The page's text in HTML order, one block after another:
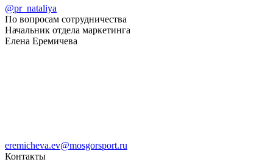
@pr_nataliya
По вопросам сотрудничества
Начальник отдела маркетинга
Елена Еремичева
eremicheva.ev@mosgorsport.ru
Контакты